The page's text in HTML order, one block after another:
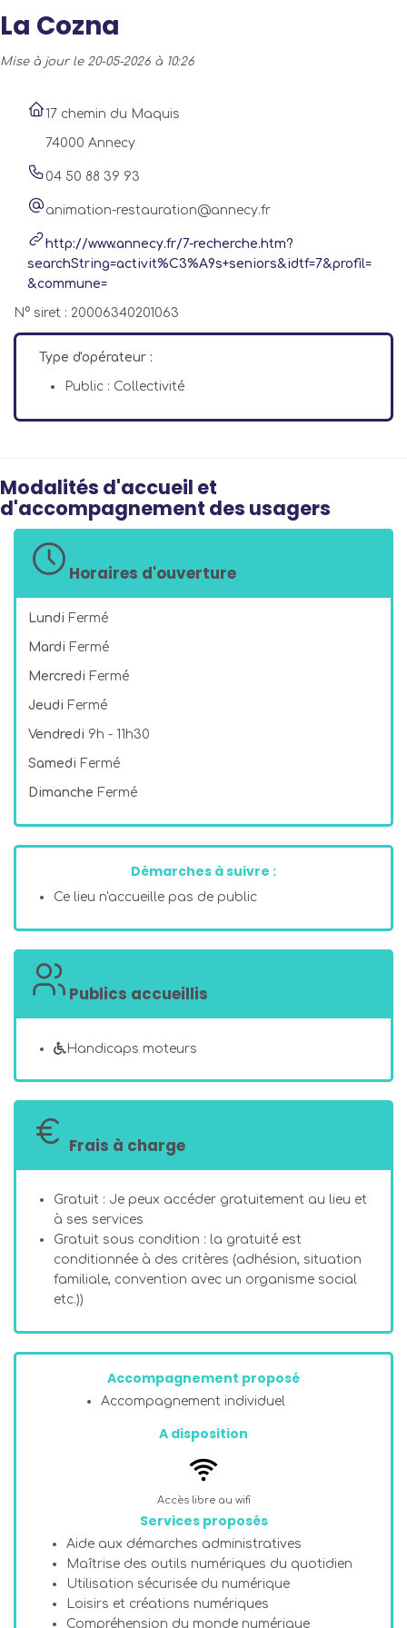
La Cozna
Mise à jour le 20-05-2026 à 10:26
17 chemin du Maquis
74000 Annecy
04 50 88 39 93
animation-restauration@annecy.fr
http://www.annecy.fr/7-recherche.htm?
searchString=activit%C3%A9s+seniors&idtf=7&profil=
&commune=
N° siret : 20006340201063
Type d'opérateur :
Public : Collectivité
Modalités d'accueil et
d'accompagnement des usagers
Horaires d'ouverture
Lundi Fermé
Mardi Fermé
Mercredi Fermé
Jeudi Fermé
Vendredi 9h - 11h30
Samedi Fermé
Dimanche Fermé
Démarches à suivre :
Ce lieu n'accueille pas de public
Publics accueillis
Handicaps moteurs
Frais à charge
Gratuit : Je peux accéder gratuitement au lieu et
à ses services
Gratuit sous condition : la gratuité est
conditionnée à des critères (adhésion, situation
familiale, convention avec un organisme social
etc.))
Accompagnement proposé
Accompagnement individuel
A disposition
Accès libre au wifi
Services proposés
Aide aux démarches administratives
Maîtrise des outils numériques du quotidien
Utilisation sécurisée du numérique
Loisirs et créations numériques
Compréhension du monde numérique